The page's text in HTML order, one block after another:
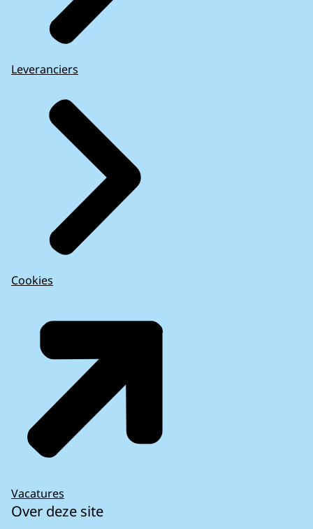
Leveranciers
Cookies
Vacatures
Over deze site